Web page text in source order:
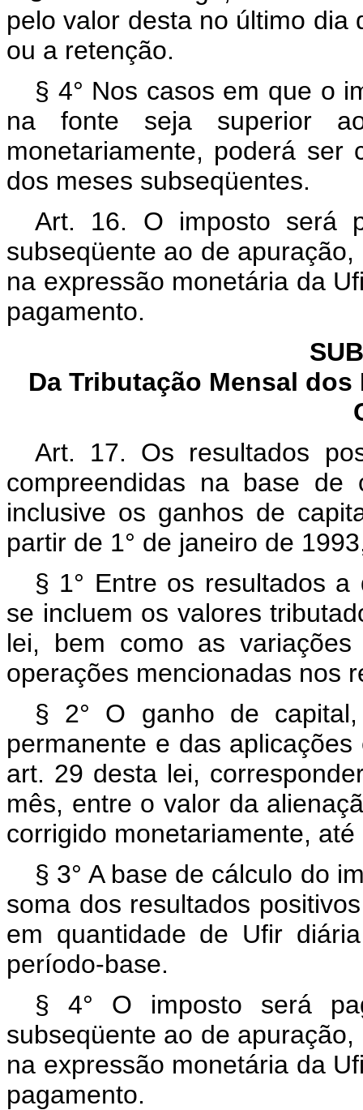
pelo valor desta no último
ou a retenção.
§ 4° Nos casos em que o
na fonte seja superior
monetariamente, poderá ser
dos meses subseqüentes.
Art. 16. O imposto será
subseqüente ao de
na expressão monetária da
pagamento.
Da Tributação Mensal
Art. 17. Os resultados
compreendidas na base
inclusive os ganhos de
partir de 1° de janeiro de
§ 1° Entre os resultados
se incluem os valores
lei, bem como as variações
operações mencionadas nos
§ 2° O ganho de
permanente e das
art. 29 desta lei,
mês, entre o valor da
corrigido monetariamente,
§ 3° A base de cálculo do
soma dos resultados
em quantidade de Ufir
período-base.
§ 4° O imposto será
subseqüente ao de
na expressão monetária da
pagamento.